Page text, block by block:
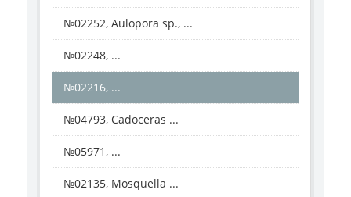
№02252, Aulopora sp., ...
№02248, ...
№02216, ...
№04793, Cadoceras ...
№05971, ...
№02135, Mosquella ...